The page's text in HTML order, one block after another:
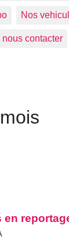
Nos
nous contacter
en